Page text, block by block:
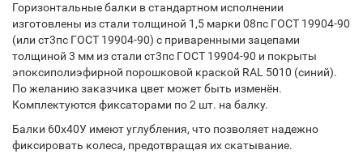
Горизонтальные балки в стандартном исполнении
изготовлены из стали толщиной 1,5 марки 08пс ГОСТ 19904-90
(или ст3пс ГОСТ 19904-90) с приваренными зацепами
толщиной 3 мм из стали ст3пс ГОСТ 19904-90 и покрыты
эпоксиполиэфирной порошковой краской RAL 5010 (синий).
По желанию заказчика цвет может быть изменён.
Комплектуются фиксаторами по 2 шт. на балку.
Балки 60х40У имеют углубления, что позволяет надежно
фиксировать колеса, предотвращая их скатывание.